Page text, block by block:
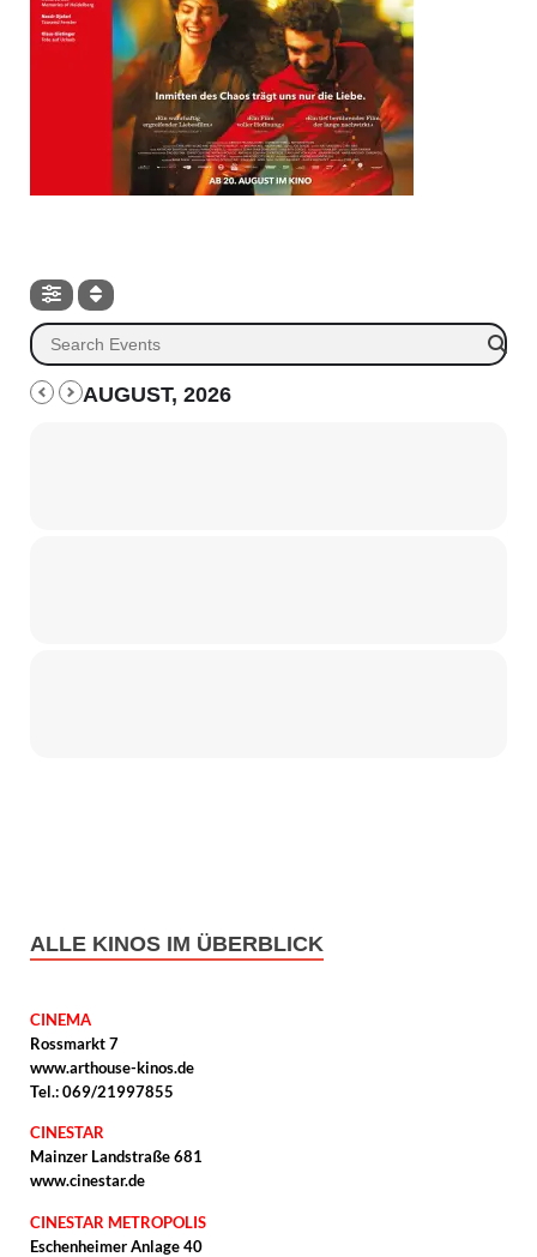
AUGUST, 2026
ALLE KINOS IM ÜBERBLICK
CINEMA
Rossmarkt 7
www.arthouse-kinos.de
Tel.: 069/21997855
CINESTAR
Mainzer Landstraße 681
www.cinestar.de
CINESTAR METROPOLIS
Eschenheimer Anlage 40